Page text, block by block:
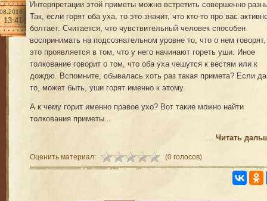
13:41
Интерпретации этой приметы можно встретить совершенно
Так, если горят оба уха, то это значит, что кто-то про вас
болтает. Считается, что чувствительный человек способен
воспринимать на подсознательном уровне то, что о нем
это проявляется в том, что у него начинают гореть уши. Иное
толкование говорит о том, что оба уха чешутся к вестям или к
дождю. Вспомните, сбывалась хоть раз такая примета? Если
то, может быть, уши горят именно к этому.
А к чему горит именно правое ухо? Вот такие можно найти
толкования приметы...
.... Читать
Оценить материал: (0 голосов)